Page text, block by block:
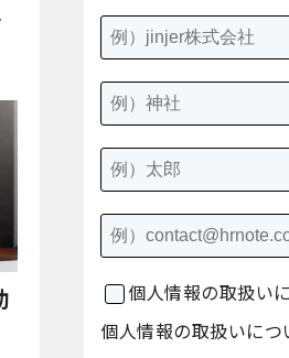
個人情報の取扱い
個人情報の取扱いにつ